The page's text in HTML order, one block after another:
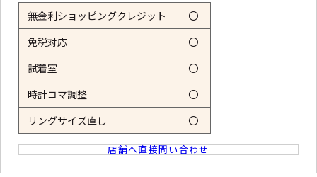
無金利ショッピングクレジット 〇
免税対応 〇
試着室 〇
時計コマ調整 〇
リングサイズ直し 〇
店舗へ直接問い合わせ